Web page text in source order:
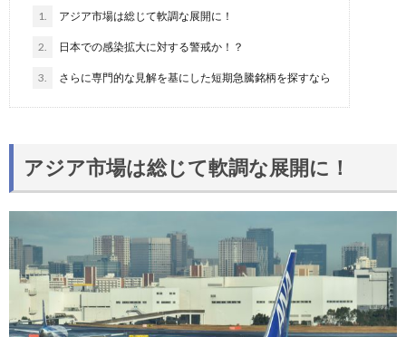
1. アジア市場は総じて軟調な展開に！
2. 日本での感染拡大に対する警戒か！？
3. さらに専門的な見解を基にした短期急騰銘柄を探すなら
アジア市場は総じて軟調な展開に！